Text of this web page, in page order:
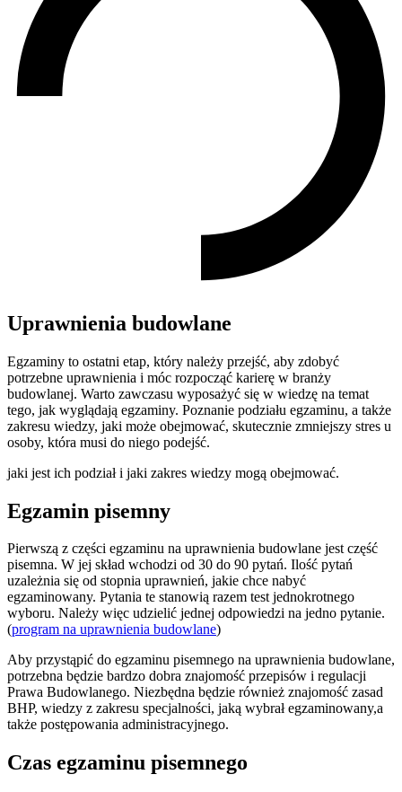
Uprawnienia budowlane
Egzaminy to ostatni etap, który należy przejść, aby zdobyć
potrzebne uprawnienia i móc rozpocząć karierę w branży
budowlanej. Warto zawczasu wyposażyć się w wiedzę na temat
tego, jak wyglądają egzaminy. Poznanie podziału egzaminu, a także
zakresu wiedzy, jaki może obejmować, skutecznie zmniejszy stres u
osoby, która musi do niego podejść.
jaki jest ich podział i jaki zakres wiedzy mogą obejmować.
Egzamin pisemny
Pierwszą z części egzaminu na uprawnienia budowlane jest część
pisemna. W jej skład wchodzi od 30 do 90 pytań. Ilość pytań
uzależnia się od stopnia uprawnień, jakie chce nabyć
egzaminowany. Pytania te stanowią razem test jednokrotnego
wyboru. Należy więc udzielić jednej odpowiedzi na jedno pytanie.
(program na uprawnienia budowlane)
Aby przystąpić do egzaminu pisemnego na uprawnienia budowlane,
potrzebna będzie bardzo dobra znajomość przepisów i regulacji
Prawa Budowlanego. Niezbędna będzie również znajomość zasad
BHP, wiedzy z zakresu specjalności, jaką wybrał egzaminowany,a
także postępowania administracyjnego.
Czas egzaminu pisemnego